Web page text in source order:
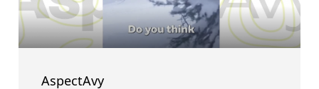
AspectAvy